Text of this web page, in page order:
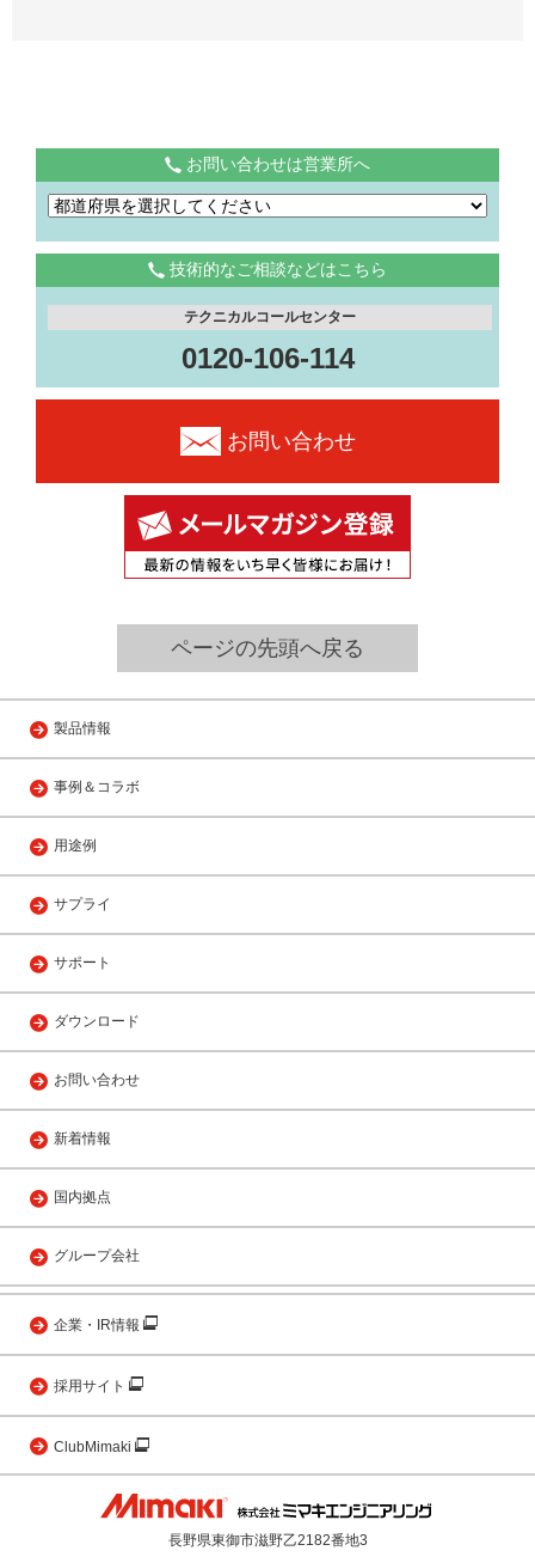
お問い合わせは営業所へ
技術的なご相談などはこちら
テクニカルコールセンター
0120-106-114
お問い合わせ
ページの先頭へ戻る
製品情報
事例＆コラボ
用途例
サプライ
サポート
ダウンロード
お問い合わせ
新着情報
国内拠点
グループ会社
企業・IR情報
採用サイト
ClubMimaki
長野県東御市滋野乙2182番地3